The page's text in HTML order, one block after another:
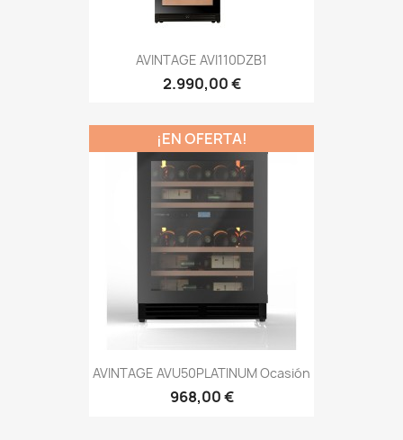
AVINTAGE AVI110DZB1
2.990,00 €
AVINTAGE AVU50PLATINUM Ocasión
968,00 €
¡EN OFERTA!